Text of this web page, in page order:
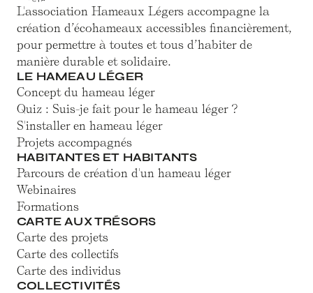
L'association Hameaux Légers accompagne la
création d’écohameaux accessibles financièrement,
pour permettre à toutes et tous d’habiter de
manière durable et solidaire.
LE HAMEAU LÉGER
Concept du hameau léger
Quiz : Suis-je fait pour le hameau léger ?
S'installer en hameau léger
Projets accompagnés
HABITANTES ET HABITANTS
Parcours de création d'un hameau léger
Webinaires
Formations
CARTE AUX TRÉSORS
Carte des projets
Carte des collectifs
Carte des individus
COLLECTIVITÉS